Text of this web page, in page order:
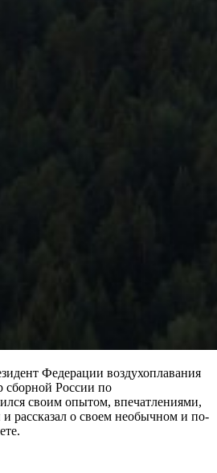
Федерации воздухоплавания
сборной России по
своим опытом, впечатлениями,
рассказал о своем необычном и по-